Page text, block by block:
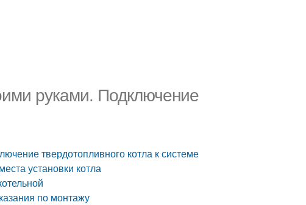
руками. Подключение
твердотопливного котла к системе
установки котла
по монтажу